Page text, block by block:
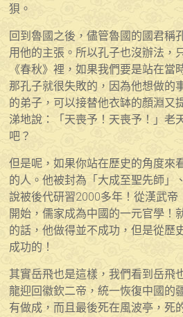
狽。
回到魯國之後，儘管魯國的國君稱
用他的主張。所以孔子也沒辦法，
《春秋》裡，如果我們要是站在當
那孔子就很失敗的，因為他想做的
的弟子，可以接替他衣缽的顏淵又
涕地說：「天喪予！天喪予！」老
吧？
但是呢，如果你站在歷史的角度來
的人。他被封為「大成至聖先師」
說被後代研習2000多年！從漢武帝
開始，儒家成為中國的一元官學！
的話，他做得並不成功，但是從歷
成功的！
其實岳飛也是這樣，我們看到岳飛
龍迎回徽欽二帝，統一恢復中國的
有做成，而且最後死在風波亭，死